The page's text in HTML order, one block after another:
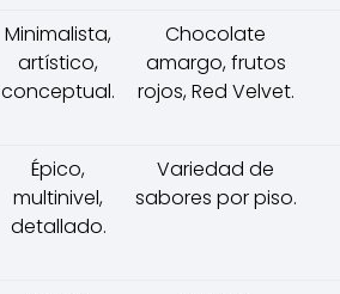
Minimalista,
artístico,
conceptual.
Chocolate
amargo, frutos
rojos, Red Velvet.
Épico,
multinivel,
detallado.
Variedad de
sabores por piso.